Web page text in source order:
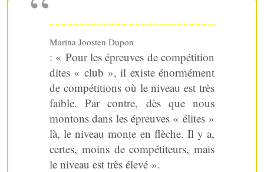
Marina Joosten Dupon
: « Pour les épreuves de compétition
dites « club », il existe énormément
de compétitions où le niveau est très
faible. Par contre, dès que nous
montons dans les épreuves « élites »
là, le niveau monte en flèche. Il y a,
certes, moins de compétiteurs, mais
le niveau est très élevé ».